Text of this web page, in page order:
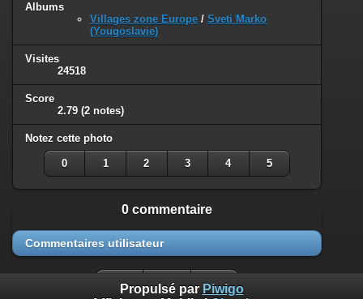
Albums
Villages zone Europe / Sveti Marko
(Yougoslavie)
Visites
24518
Score
2.79 (2 notes)
Notez cette photo
0 1 2 3 4 5
0 commentaire
Commentaires utilisateur
Propulsé par Piwigo